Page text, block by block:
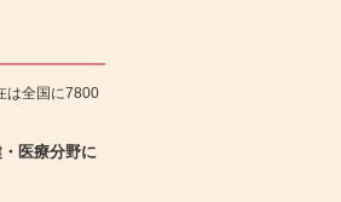
は全国に7800
医療分野に